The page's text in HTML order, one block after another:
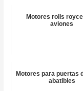
Motores rolls
aviones
Motores para puertas
abatibles